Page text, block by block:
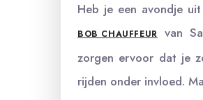
Heb je een avondje
BOB CHAUFFEUR
van
zorgen ervoor dat je
rijden onder invloed.